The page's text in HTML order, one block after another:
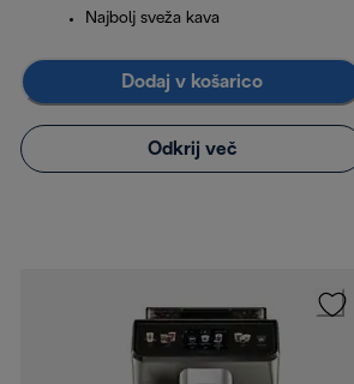
Najbolj sveža kava
Dodaj v košarico
Odkrij več